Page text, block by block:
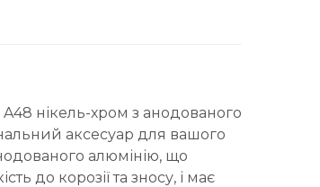
нікель-хром з анодованого
аксесуар для вашого
алюмінію, що
до корозії та зносу, і має